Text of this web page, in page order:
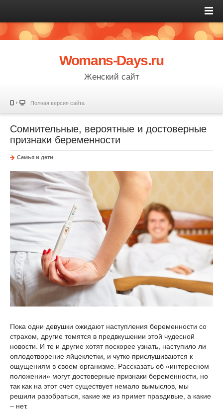
Womans-Days.ru
Женский сайт
Полная версия сайта
Сомнительные, вероятные и достоверные
признаки беременности
Семья и дети
Пока одни девушки ожидают наступления беременности со
страхом, другие томятся в предвкушении этой чудесной
новости. И те и другие хотят поскорее узнать, наступило ли
оплодотворение яйцеклетки, и чутко прислушиваются к
ощущениям в своем организме. Рассказать об «интересном
положении» могут достоверные признаки беременности, но
так как на этот счет существует немало вымыслов, мы
решили разобраться, какие же из примет правдивые, а какие
– нет.